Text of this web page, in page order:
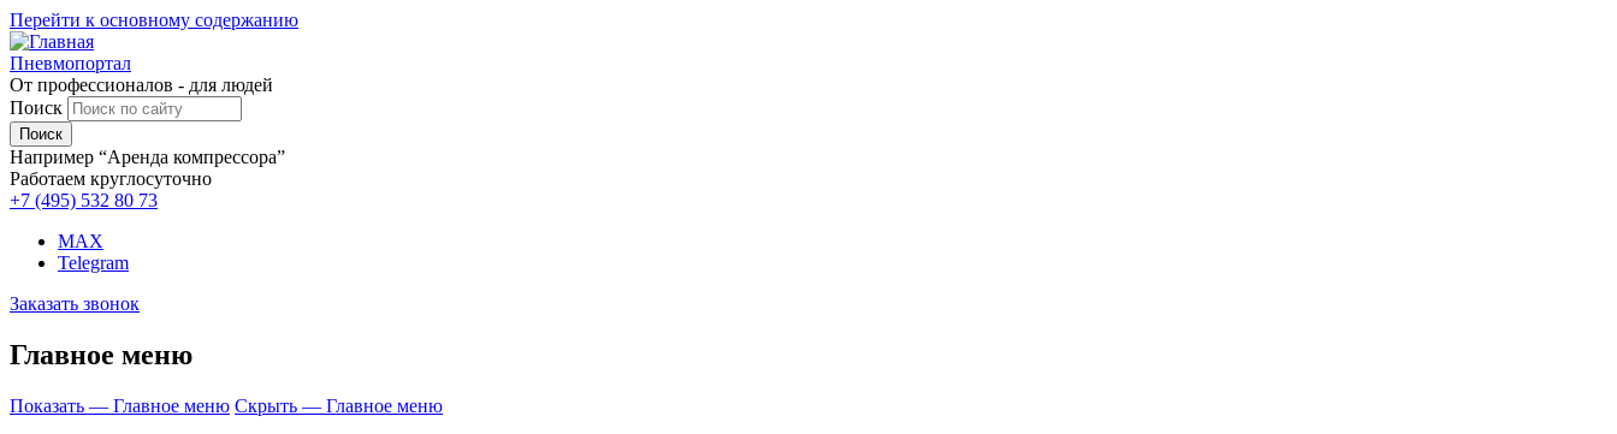
Перейти к основному содержанию
Пневмопортал
От профессионалов - для людей
Поиск
Например “Аренда компрессора”
Работаем круглосуточно
+7 (495) 532 80 73
MAX
Telegram
Заказать звонок
Главное меню
Показать — Главное меню Скрыть — Главное меню